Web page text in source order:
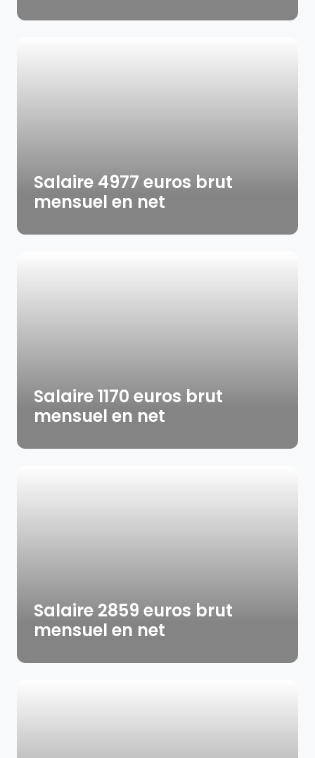
Salaire 4977 euros brut
mensuel en net
Salaire 1170 euros brut
mensuel en net
Salaire 2859 euros brut
mensuel en net